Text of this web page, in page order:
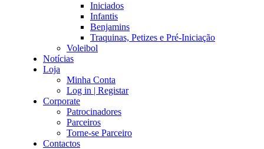
Iniciados
Infantis
Benjamins
Traquinas, Petizes e Pré-Iniciação
Voleibol
Notícias
Loja
Minha Conta
Log in | Registar
Corporate
Patrocinadores
Parceiros
Torne-se Parceiro
Contactos